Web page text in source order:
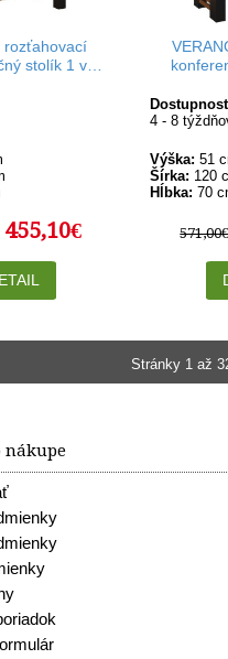
rozťahovací
stolík 1 v
455,10€
4 - 8
Výška: 51
Šírka: 120
Hĺbka: 70
Stránky 1 až
nákupe